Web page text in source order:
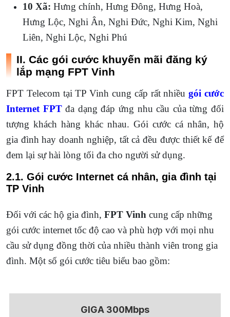
10 Xã: Hưng chính, Hưng Đông, Hưng Hoà,
Hưng Lộc, Nghi Ân, Nghi Đức, Nghi Kim, Nghi
Liên, Nghi Lộc, Nghi Phú
II. Các gói cước khuyến mãi đăng ký
lắp mạng FPT Vinh
FPT Telecom tại TP Vinh cung cấp rất nhiềugói cước
Internet FPTđa dạng đáp ứng nhu cầu của từng đối
tượng khách hàng khác nhau. Gói cước cá nhân, hộ
gia đình hay doanh nghiệp, tất cả đều được thiết kế để
đem lại sự hài lòng tối đa cho người sử dụng.
2.1. Gói cước Internet cá nhân, gia đình tại
TP Vinh
Đối với các hộ gia đình, FPT Vinh cung cấp những
gói cước internet tốc độ cao và phù hợp với mọi nhu
cầu sử dụng đồng thời của nhiều thành viên trong gia
đình. Một số gói cước tiêu biểu bao gồm:
GIGA 300Mbps